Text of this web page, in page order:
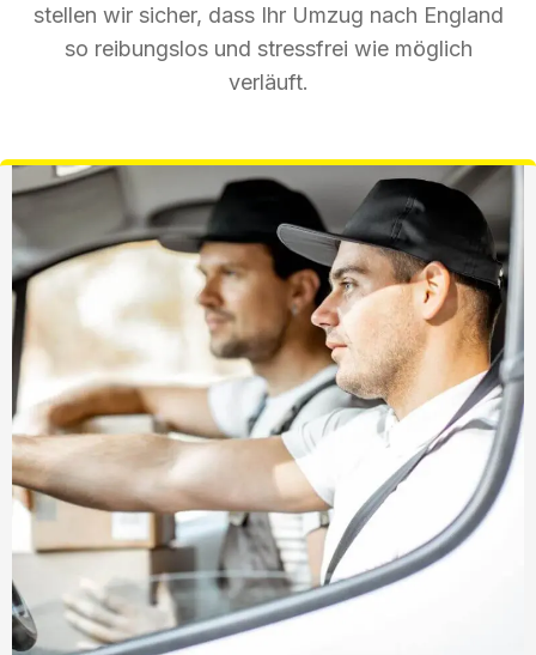
stellen wir sicher, dass Ihr Umzug nach England
so reibungslos und stressfrei wie möglich
verläuft.